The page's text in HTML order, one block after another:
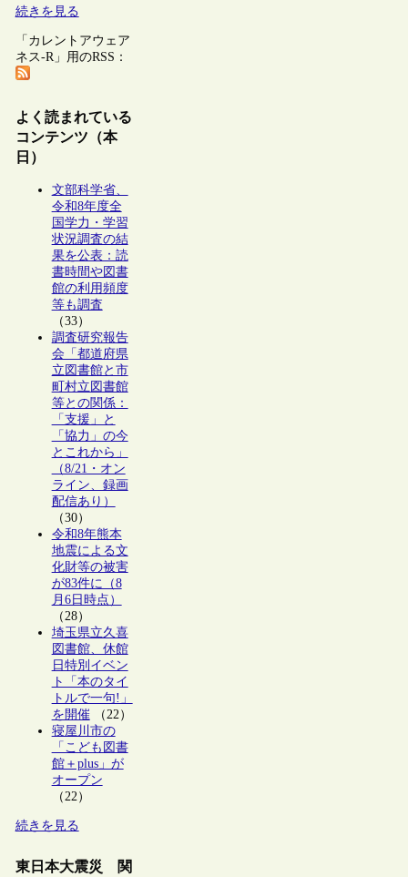
続きを見る
「カレントアウェア
ネス-R」用のRSS：
よく読まれている
コンテンツ（本
日）
文部科学省、
令和8年度全
国学力・学習
状況調査の結
果を公表：読
書時間や図書
館の利用頻度
等も調査
（33）
調査研究報告
会「都道府県
立図書館と市
町村立図書館
等との関係：
「支援」と
「協力」の今
とこれから」
（8/21・オン
ライン、録画
配信あり）
（30）
令和8年熊本
地震による文
化財等の被害
が83件に（8
月6日時点）
（28）
埼玉県立久喜
図書館、休館
日特別イベン
ト「本のタイ
トルで一句!」
を開催（22）
寝屋川市の
「こども図書
館＋plus」が
オープン
（22）
続きを見る
東日本大震災 関